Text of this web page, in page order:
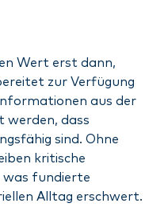
Wert erst dann,
zur Verfügung
aus der
werden, dass
sind. Ohne
kritische
fundierte
Alltag erschwert.